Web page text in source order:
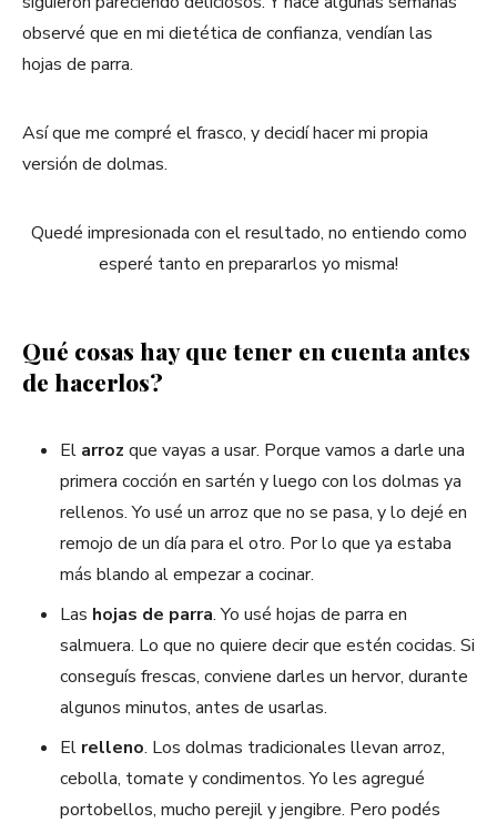
observé que en mi dietética de confianza, vendían las
hojas de parra.
Así que me compré el frasco, y decidí hacer mi propia
versión de dolmas.
Quedé impresionada con el resultado, no entiendo como
esperé tanto en prepararlos yo misma!
Qué cosas hay que tener en cuenta antes
de hacerlos?
El arroz que vayas a usar. Porque vamos a darle una
primera cocción en sartén y luego con los dolmas ya
rellenos. Yo usé un arroz que no se pasa, y lo dejé en
remojo de un día para el otro. Por lo que ya estaba
más blando al empezar a cocinar.
Las hojas de parra. Yo usé hojas de parra en
salmuera. Lo que no quiere decir que estén cocidas. Si
conseguís frescas, conviene darles un hervor, durante
algunos minutos, antes de usarlas.
El relleno. Los dolmas tradicionales llevan arroz,
cebolla, tomate y condimentos. Yo les agregué
portobellos, mucho perejil y jengibre. Pero podés